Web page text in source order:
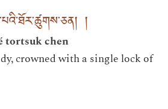
།
tortsuk chen
crowned with a single lock of